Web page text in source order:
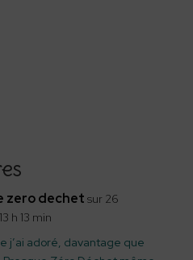
zero dechet sur 26
h 13 min
j’ai adoré, davantage que